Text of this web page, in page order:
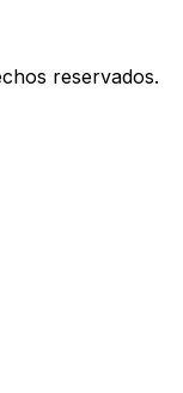
reservados.